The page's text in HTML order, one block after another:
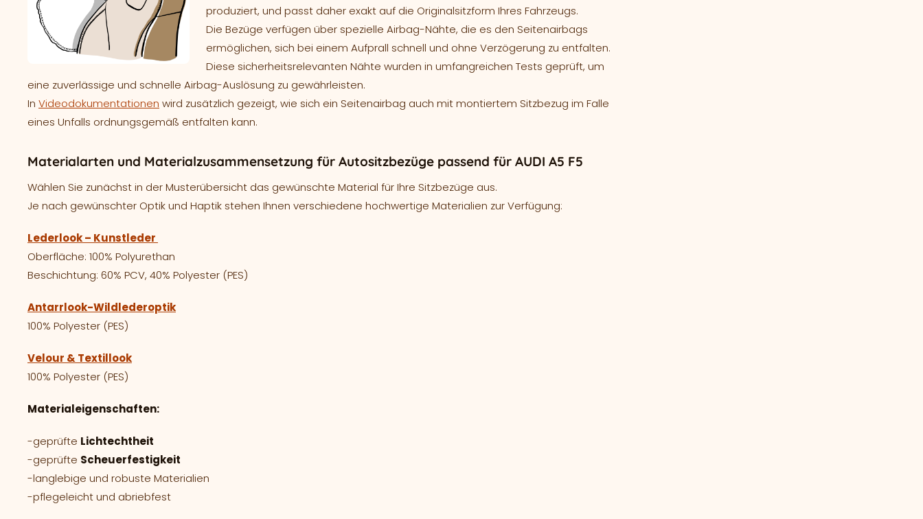
produziert, und passt daher exakt auf die Originalsitzform Ihres Fahrzeugs.
Die Bezüge verfügen über spezielle Airbag-Nähte, die es den Seitenairbags
ermöglichen, sich bei einem Aufprall schnell und ohne Verzögerung zu entfalten.
Diese sicherheitsrelevanten Nähte wurden in umfangreichen Tests geprüft, um
eine zuverlässige und schnelle Airbag-Auslösung zu gewährleisten.
In Videodokumentationen wird zusätzlich gezeigt, wie sich ein Seitenairbag auch mit montiertem Sitzbezug im Falle
eines Unfalls ordnungsgemäß entfalten kann.
Materialarten und Materialzusammensetzung für Autositzbezüge passend für AUDI A5 F5
Wählen Sie zunächst in der Musterübersicht das gewünschte Material für Ihre Sitzbezüge aus.
Je nach gewünschter Optik und Haptik stehen Ihnen verschiedene hochwertige Materialien zur Verfügung:
Lederlook – Kunstleder
Oberfläche: 100% Polyurethan
Beschichtung: 60% PCV, 40% Polyester (PES)
Antarrlook-Wildlederoptik
100% Polyester (PES)
Velour & Textillook
100% Polyester (PES)
Materialeigenschaften:
-geprüfte Lichtechtheit
-geprüfte Scheuerfestigkeit
-langlebige und robuste Materialien
-pflegeleicht und abriebfest